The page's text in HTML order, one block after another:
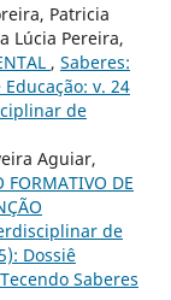
Patricia
Lúcia Pereira,
, Saberes:
v. 24
de
Aguiar,
FORMATIVO DE
de
Dossiê
Saberes